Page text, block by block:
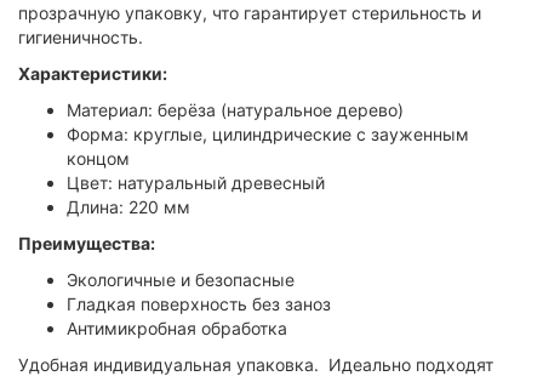
прозрачную упаковку, что гарантирует стерильность и
гигиеничность.
Характеристики:
Материал: берёза (натуральное дерево)
Форма: круглые, цилиндрические с зауженным
концом
Цвет: натуральный древесный
Длина: 220 мм
Преимущества:
Экологичные и безопасные
Гладкая поверхность без заноз
Антимикробная обработка
Удобная индивидуальная упаковка. Идеально подходят